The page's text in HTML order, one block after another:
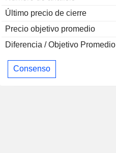
Último precio de cierre
Precio objetivo promedio
Diferencia / Objetivo Promedio
Consenso